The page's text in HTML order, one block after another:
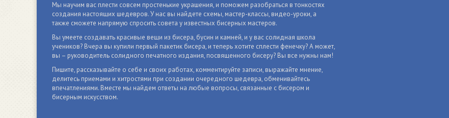
Мы научим вас плести совсем простенькие украшения, и поможем разобраться в тонкостях
создания настоящих шедевров. У нас вы найдете схемы, мастер-классы, видео-уроки, а
также сможете напрямую спросить совета у известных бисерных мастеров.
Вы умеете создавать красивые вещи из бисера, бусин и камней, и у вас солидная школа
учеников? Вчера вы купили первый пакетик бисера, и теперь хотите сплести фенечку? А может,
вы – руководитель солидного печатного издания, посвященного бисеру? Вы все нужны нам!
Пишите, рассказывайте о себе и своих работах, комментируйте записи, выражайте мнение,
делитесь приемами и хитростями при создании очередного шедевра, обменивайтесь
впечатлениями. Вместе мы найдем ответы на любые вопросы, связанные с бисером и
бисерным искусством.